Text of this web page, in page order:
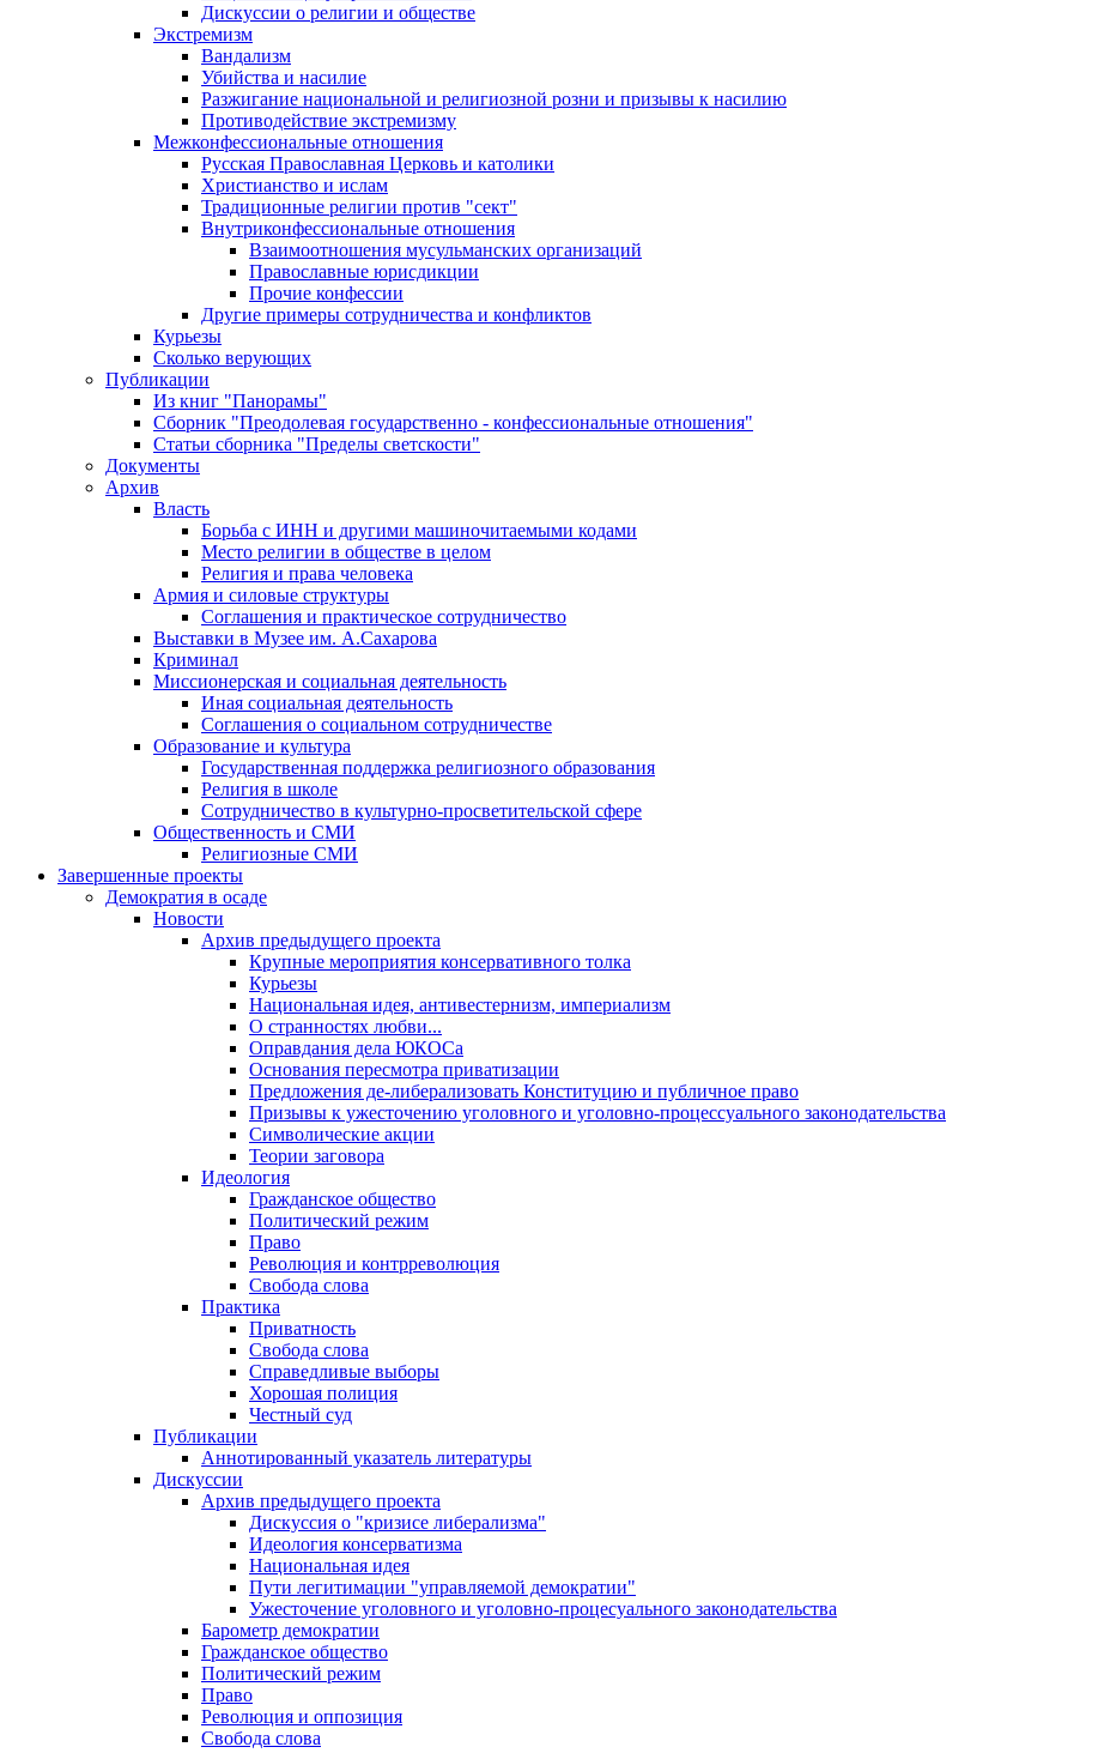
Дискуссии о религии и обществе
Экстремизм
Вандализм
Убийства и насилие
Разжигание национальной и религиозной розни и призывы к насилию
Противодействие экстремизму
Межконфессиональные отношения
Русская Православная Церковь и католики
Христианство и ислам
Традиционные религии против "сект"
Внутриконфессиональные отношения
Взаимоотношения мусульманских организаций
Православные юрисдикции
Прочие конфессии
Другие примеры сотрудничества и конфликтов
Курьезы
Сколько верующих
Публикации
Из книг "Панорамы"
Сборник "Преодолевая государственно - конфессиональные отношения"
Статьи сборника "Пределы светскости"
Документы
Архив
Власть
Борьба с ИНН и другими машиночитаемыми кодами
Место религии в обществе в целом
Религия и права человека
Армия и силовые структуры
Соглашения и практическое сотрудничество
Выставки в Музее им. А.Сахарова
Криминал
Миссионерская и социальная деятельность
Иная социальная деятельность
Соглашения о социальном сотрудничестве
Образование и культура
Государственная поддержка религиозного образования
Религия в школе
Сотрудничество в культурно-просветительской сфере
Общественность и СМИ
Религиозные СМИ
Завершенные проекты
Демократия в осаде
Новости
Архив предыдущего проекта
Крупные мероприятия консервативного толка
Курьезы
Национальная идея, антивестернизм, империализм
О странностях любви...
Оправдания дела ЮКОСа
Основания пересмотра приватизации
Предложения де-либерализовать Конституцию и публичное право
Призывы к ужесточению уголовного и уголовно-процессуального законодательства
Символические акции
Теории заговора
Идеология
Гражданское общество
Политический режим
Право
Революция и контрреволюция
Свобода слова
Практика
Приватность
Свобода слова
Справедливые выборы
Хорошая полиция
Честный суд
Публикации
Аннотированный указатель литературы
Дискуссии
Архив предыдущего проекта
Дискуссия о "кризисе либерализма"
Идеология консерватизма
Национальная идея
Пути легитимации "управляемой демократии"
Ужесточение уголовного и уголовно-процесуального законодательства
Барометр демократии
Гражданское общество
Политический режим
Право
Революция и оппозиция
Свобода слова